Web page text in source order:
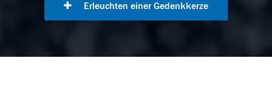
Erleuchten einer Gedenkkerze